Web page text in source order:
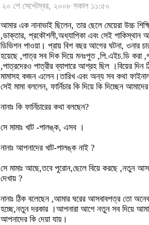
২০ শে সেপ্টেম্বর, ২০০৮ সকাল ১১:৫০
আমার এক নানাভাই ছিলেন, তার ছেলে মেয়েরা উচ্চ
,ডাক্তার, প্রকৌশলী,অধ্যাপিকা এবং সেই পাকিস্থান
ডিভিশন পাওয়া। প্রায় বিশ বছর আগের ঘটনা, ওনার
হয়েছে ,পাত্র সব দিক দিয়ে মনঃপুত ,পি.এইচ.ডি করা
,পাত্রদেরও পাত্রীর ব্যাপারে আগ্রহ ছিল ।বিয়ের দিন
মামাসহ কজন এলেন।তারিখ এবং অন্য সব কথা
সেই মামা বললেন, ফার্নিচার কি দিয়ে কি দিচ্ছেন
নানাঃ কি ফার্নিচারের কথা বলছেন?
সে মামাঃ খাট -পালঙ্ক, এসব ।
নানাঃ আপনাদের খাট-পালঙ্ক নাই ?
সে মামাঃ আছে,তবে পুরোন,ছেলে বিয়ে করছে ,নতুন
দেখায় ?
নানাঃ ঠিক বলেছেন ,আমার ঘরের আসবাবপত্র তো অনেক
হচ্ছে,নতুন দরকার ।আপনারা আগে নতুন সব দিয়ে
আপনাদের কি দেয়া যায়।